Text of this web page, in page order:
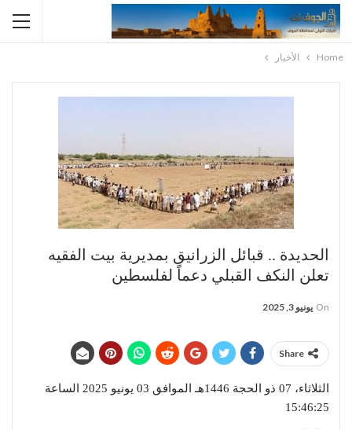
Home الأخبار
الحديدة .. قبائل الزرانيق بمديرية بيت الفقيه
تعلن النكف القبلي دعماً لفلسطين
On يونيو 3, 2025
Share
الثلاثاء، 07 ذو الحجة 1446هـ الموافق 03 يونيو 2025 الساعة
15:46:25